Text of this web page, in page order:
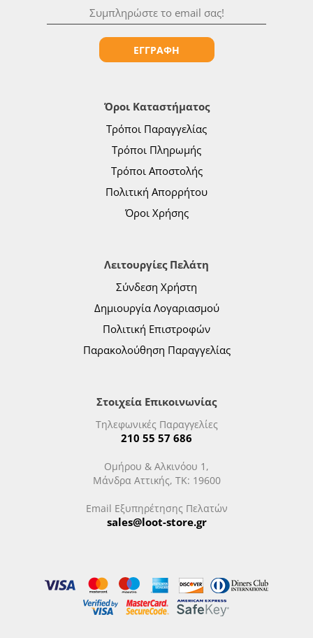
Όροι Καταστήματος
Τρόποι Παραγγελίας
Τρόποι Πληρωμής
Τρόποι Αποστολής
Πολιτική Απορρήτου
Όροι Χρήσης
Λειτουργίες Πελάτη
Σύνδεση Χρήστη
Δημιουργία Λογαριασμού
Πολιτική Επιστροφών
Παρακολούθηση Παραγγελίας
Στοιχεία Επικοινωνίας
Τηλεφωνικές Παραγγελίες
210 55 57 686
Ομήρου & Αλκινόου 1,
Μάνδρα Αττικής, ΤΚ: 19600
Email Εξυπηρέτησης Πελατών
sales@loot-store.gr
ΕΓΓΡΑΦΗ